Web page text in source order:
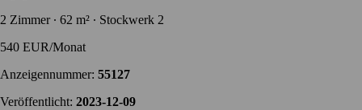
2 Zimmer ∙ 62 m² ∙ Stockwerk 2
540 EUR/Monat
Anzeigennummer: 55127
Veröffentlicht: 2023-12-09